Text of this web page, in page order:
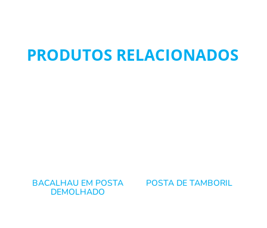
PRODUTOS RELACIONADOS
BACALHAU EM POSTA
DEMOLHADO
POSTA DE TAMBORIL